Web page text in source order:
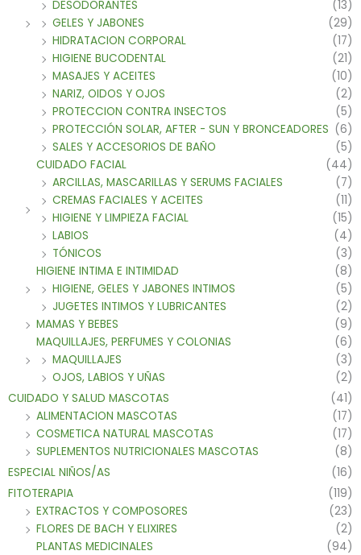
DESODORANTES
(13)
GELES Y JABONES
(29)
HIDRATACION CORPORAL
(17)
HIGIENE BUCODENTAL
(21)
MASAJES Y ACEITES
(10)
NARIZ, OIDOS Y OJOS
(2)
PROTECCION CONTRA INSECTOS
(5)
PROTECCIÓN SOLAR, AFTER - SUN Y BRONCEADORES (6)
SALES Y ACCESORIOS DE BAÑO
(5)
CUIDADO FACIAL
(44)
ARCILLAS, MASCARILLAS Y SERUMS FACIALES
(7)
CREMAS FACIALES Y ACEITES
(11)
HIGIENE Y LIMPIEZA FACIAL
(15)
LABIOS
(4)
TÓNICOS
(3)
HIGIENE INTIMA E INTIMIDAD
(8)
HIGIENE, GELES Y JABONES INTIMOS
(5)
JUGETES INTIMOS Y LUBRICANTES
(2)
MAMAS Y BEBES
(9)
MAQUILLAJES, PERFUMES Y COLONIAS
(6)
MAQUILLAJES
(3)
OJOS, LABIOS Y UÑAS
(2)
CUIDADO Y SALUD MASCOTAS
(41)
ALIMENTACION MASCOTAS
(17)
COSMETICA NATURAL MASCOTAS
(17)
SUPLEMENTOS NUTRICIONALES MASCOTAS
(8)
ESPECIAL NIÑOS/AS
(16)
FITOTERAPIA
(119)
EXTRACTOS Y COMPOSORES
(23)
FLORES DE BACH Y ELIXIRES
(2)
PLANTAS MEDICINALES
(94)